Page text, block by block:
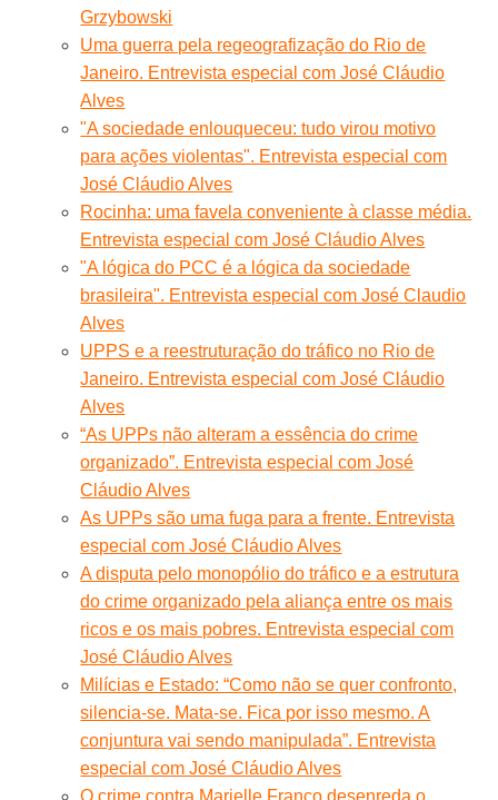
Grzybowski
Uma guerra pela regeografização do Rio de
Janeiro. Entrevista especial com José Cláudio
Alves
"A sociedade enlouqueceu: tudo virou motivo
para ações violentas". Entrevista especial com
José Cláudio Alves
Rocinha: uma favela conveniente à classe média.
Entrevista especial com José Cláudio Alves
"A lógica do PCC é a lógica da sociedade
brasileira". Entrevista especial com José Claudio
Alves
UPPS e a reestruturação do tráfico no Rio de
Janeiro. Entrevista especial com José Cláudio
Alves
“As UPPs não alteram a essência do crime
organizado”. Entrevista especial com José
Cláudio Alves
As UPPs são uma fuga para a frente. Entrevista
especial com José Cláudio Alves
A disputa pelo monopólio do tráfico e a estrutura
do crime organizado pela aliança entre os mais
ricos e os mais pobres. Entrevista especial com
José Cláudio Alves
Milícias e Estado: “Como não se quer confronto,
silencia-se. Mata-se. Fica por isso mesmo. A
conjuntura vai sendo manipulada”. Entrevista
especial com José Cláudio Alves
O crime contra Marielle Franco desenreda o